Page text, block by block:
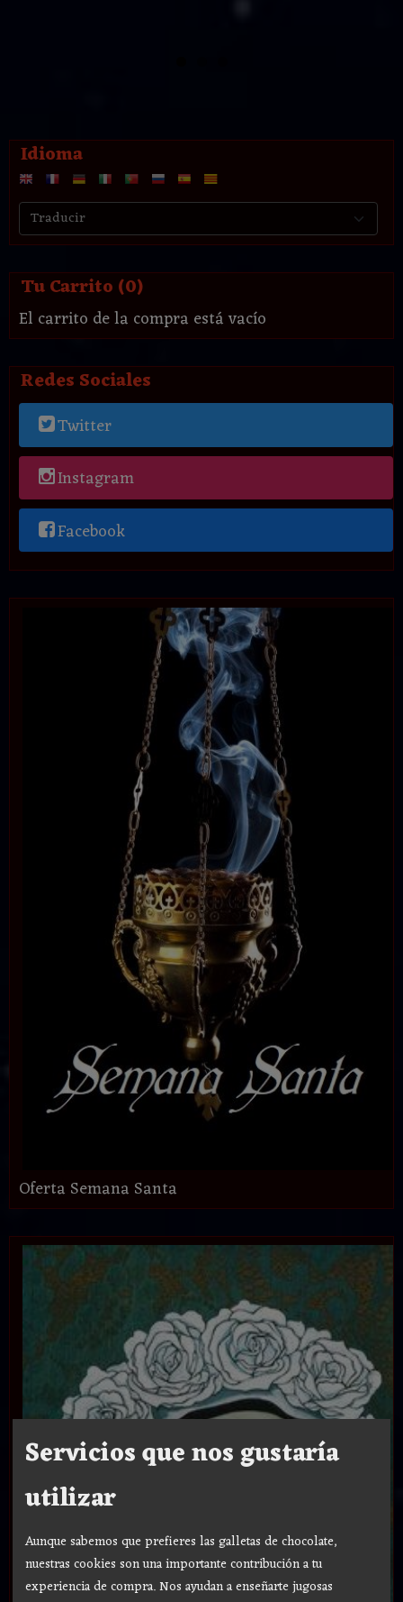
Idioma
Tu Carrito (0)
El carrito de la compra está vacío
Redes Sociales
Twitter
Instagram
Facebook
Oferta Semana Santa
Servicios que nos gustaría
utilizar
Aunque sabemos que prefieres las galletas de chocolate,
nuestras cookies son una importante contribución a tu
experiencia de compra. Nos ayudan a enseñarte jugosas